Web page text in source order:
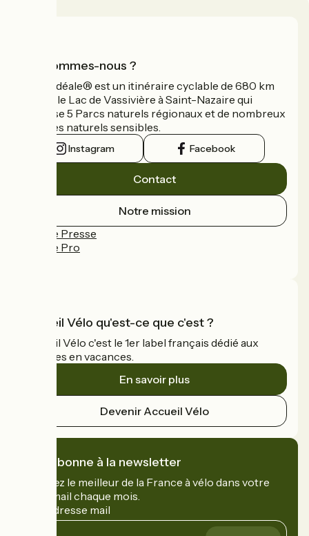
Qui sommes-nous ?
La Vélidéale® est un itinéraire cyclable de 680 km
reliant le Lac de Vassivière à Saint-Nazaire qui
traverse 5 Parcs naturels régionaux et de nombreux
espaces naturels sensibles.
Instagram Facebook
Contact
Notre mission
Espace Presse
Espace Pro
Accueil Vélo qu'est-ce que c'est ?
Accueil Vélo c'est le 1er label français dédié aux
cyclistes en vacances.
En savoir plus
Devenir Accueil Vélo
Je m'abonne à la newsletter
Recevez le meilleur de la France à vélo dans votre
boîte mail chaque mois.
Mon adresse mail